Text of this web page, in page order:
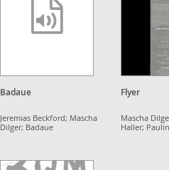
Badaue
Jeremias Beckford; Mascha
Dilger; Badaue
Flyer
Mascha
Haller;